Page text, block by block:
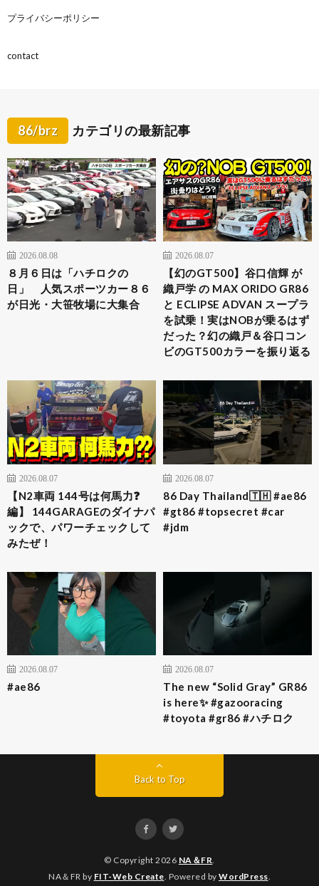
プライバシーポリシー
contact
86/brz カテゴリの最新記事
2026.08.08
８月６日は「ハチロクの
日」 人気スポーツカー８６
が日光・大笹牧場に大集合
2026.08.07
【幻のGT500】谷口信輝 が
織戸学 の MAX ORIDO GR86
と ECLIPSE ADVAN スープラ
を試乗！実はNOBが乗るはず
だった？幻の織戸＆谷口コン
ビのGT500カラーを振り返る
2026.08.07
【N2車両 144号は何馬力❓
編】 144GARAGEのダイナパ
ックで、パワーチェックして
みたぜ！
2026.08.07
86 Day Thailand🇹🇭 #ae86
#gt86 #topsecret #car
#jdm
2026.08.07
#ae86
2026.08.07
The new “Solid Gray” GR86
is here✨ #gazooracing
#toyota #gr86 #ハチロク
Back to Top
© Copyright 2026 NA＆FR.
NA＆FR by FIT-Web Create. Powered by WordPress.